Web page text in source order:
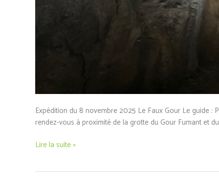
Expédition du 8 novembre 2025 Le Faux Gour Le guide :
rendez-vous à proximité de la grotte du Gour Fumant et
Lire la suite »